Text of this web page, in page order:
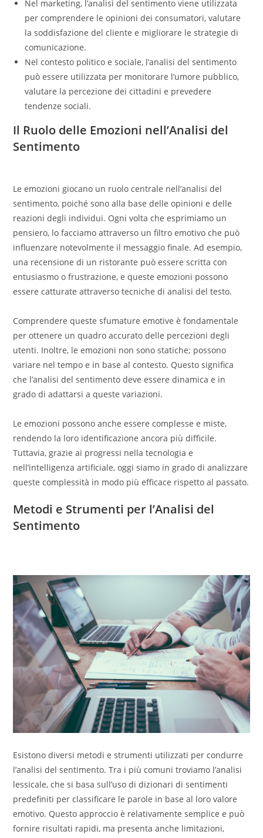
Nel marketing, l’analisi del sentimento viene utilizzata
per comprendere le opinioni dei consumatori, valutare
la soddisfazione del cliente e migliorare le strategie di
comunicazione.
Nel contesto politico e sociale, l’analisi del sentimento
può essere utilizzata per monitorare l’umore pubblico,
valutare la percezione dei cittadini e prevedere
tendenze sociali.
Il Ruolo delle Emozioni nell’Analisi del
Sentimento
Le emozioni giocano un ruolo centrale nell’analisi del
sentimento, poiché sono alla base delle opinioni e delle
reazioni degli individui. Ogni volta che esprimiamo un
pensiero, lo facciamo attraverso un filtro emotivo che può
influenzare notevolmente il messaggio finale. Ad esempio,
una recensione di un ristorante può essere scritta con
entusiasmo o frustrazione, e queste emozioni possono
essere catturate attraverso tecniche di analisi del testo.
Comprendere queste sfumature emotive è fondamentale
per ottenere un quadro accurato delle percezioni degli
utenti. Inoltre, le emozioni non sono statiche; possono
variare nel tempo e in base al contesto. Questo significa
che l’analisi del sentimento deve essere dinamica e in
grado di adattarsi a queste variazioni.
Le emozioni possono anche essere complesse e miste,
rendendo la loro identificazione ancora più difficile.
Tuttavia, grazie ai progressi nella tecnologia e
nell’intelligenza artificiale, oggi siamo in grado di analizzare
queste complessità in modo più efficace rispetto al passato.
Metodi e Strumenti per l’Analisi del
Sentimento
Esistono diversi metodi e strumenti utilizzati per condurre
l’analisi del sentimento. Tra i più comuni troviamo l’analisi
lessicale, che si basa sull’uso di dizionari di sentimenti
predefiniti per classificare le parole in base al loro valore
emotivo. Questo approccio è relativamente semplice e può
fornire risultati rapidi, ma presenta anche limitazioni,